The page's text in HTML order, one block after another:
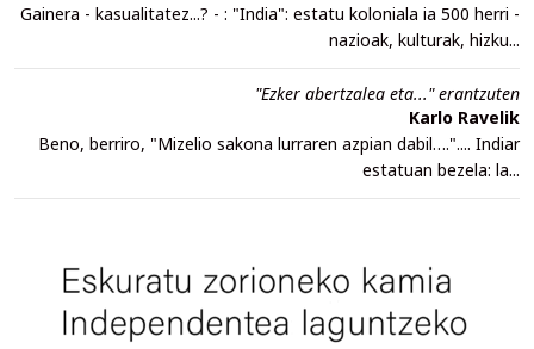
Gainera - kasualitatez...? - : "India": estatu koloniala ia 500 herri -
nazioak, kulturak, hizku...
"Ezker abertzalea eta..." erantzuten
Karlo Ravelik
Beno, berriro, "Mizelio sakona lurraren azpian dabil….".... Indiar
estatuan bezela: la...